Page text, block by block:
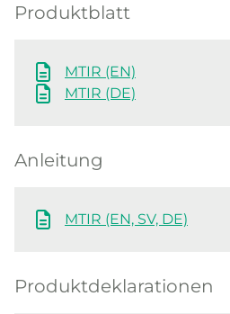
Produktblatt
MTIR (EN)
MTIR (DE)
Anleitung
MTIR (EN, SV, DE)
Produktdeklarationen